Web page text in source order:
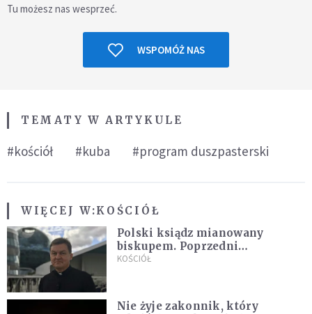
Tu możesz nas wesprzeć.
WSPOMÓŻ NAS
TEMATY W ARTYKULE
#kościół #kuba #program duszpasterski
WIĘCEJ W:KOŚCIÓŁ
Polski ksiądz mianowany
biskupem. Poprzedni
ordynariusz zrezygnował
KOŚCIÓŁ
Nie żyje zakonnik, który